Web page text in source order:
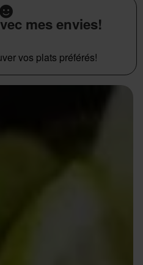
mes envies!
vos plats préférés!